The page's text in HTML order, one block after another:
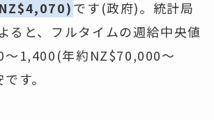
です(政府)。統計局
ると、フルタイムの週給中央値
〜1,400(年約NZ$70,000〜
す。